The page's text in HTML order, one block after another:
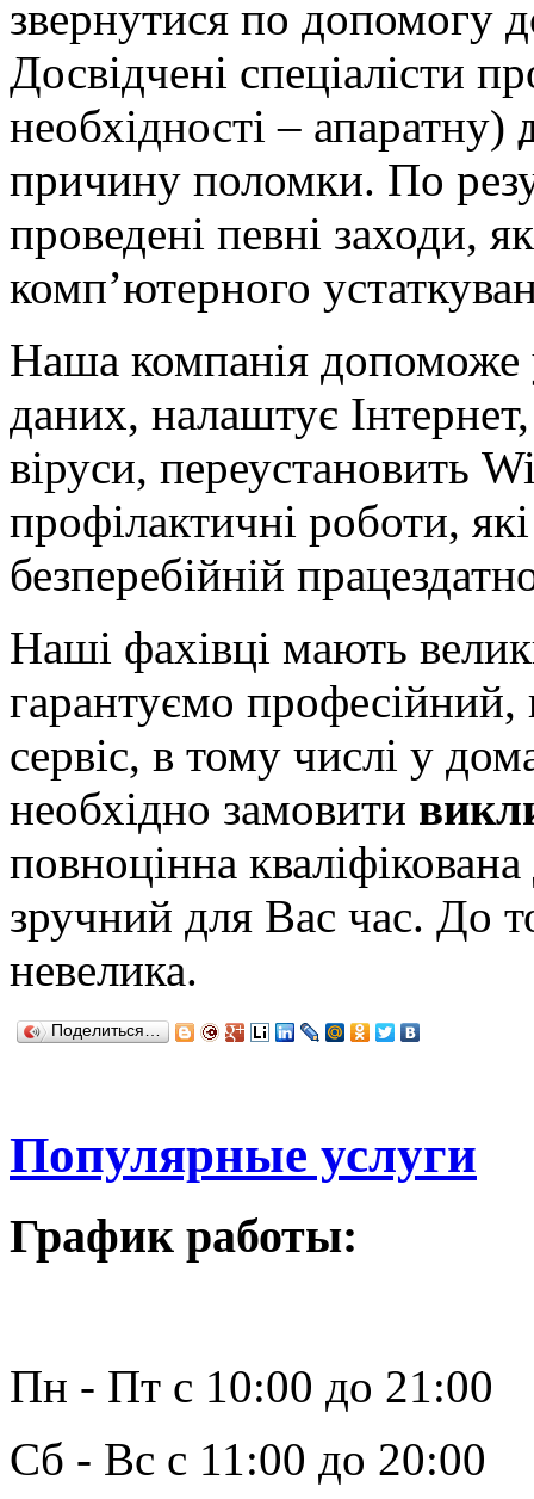
звернутися по допомогу
Досвідчені спеціалісти
необхідності – апаратну)
причину поломки. По
проведені певні заходи,
комп’ютерного
Наша компанія допоможе
даних, налаштує
віруси, переустановить
профілактичні роботи,
безперебійній
Наші фахівці мають
гарантуємо професійний,
сервіс, в тому числі у
необхідно замовити
повноцінна
зручний для Вас час. До
невелика.
Поделиться…
Популярные услуги
График работы:
Пн - Пт с 10:00 до 21:00
Сб - Вс с 11:00 до 20:00